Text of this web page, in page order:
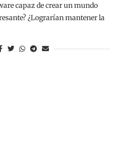
capaz de crear un mundo
¿Lograrían mantener la